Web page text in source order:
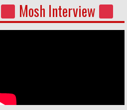
Mosh Interview